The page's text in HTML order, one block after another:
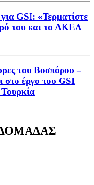
GSI: «Τερματίστε
του και το ΑΚΕΛ
του Βοσπόρου –
στο έργο του GSI